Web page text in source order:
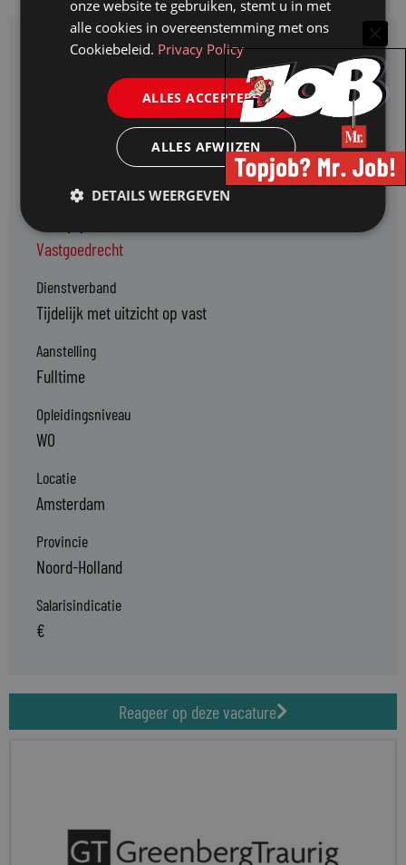
Vacaturekenmerken
Kandidaat-notaris
Vastgoedrecht
Dienstverband
Tijdelijk met uitzicht op vast
Aanstelling
Fulltime
Opleidingsniveau
WO
Locatie
Amsterdam
Provincie
Noord-Holland
Salarisindicatie
€
Reageer op deze vacature
onze website te gebruiken, stemt u in met
alle cookies in overeenstemming met ons
Cookiebeleid. Privacy Policy
ALLES ACCEPTEREN
ALLES AFWIJZEN
DETAILS WEERGEVEN